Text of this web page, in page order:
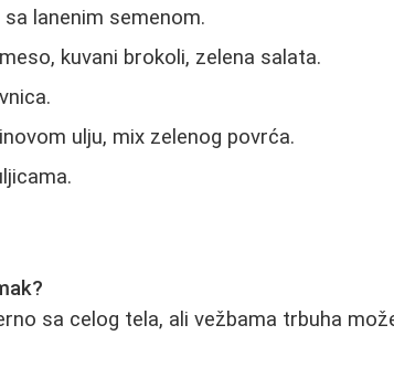
lanenim semenom.
kuvani brokoli, zelena salata.
ulju, mix zelenog povrća.
sa celog tela, ali vežbama trbuha